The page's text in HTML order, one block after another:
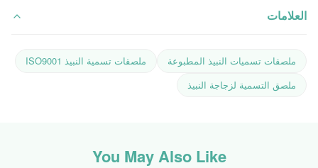
العلامات
ملصقات تسميات النبيذ المطبوعة
ملصقات تسمية النبيذ ISO9001
ملصق التسمية لزجاجة النبيذ
You May Also Like